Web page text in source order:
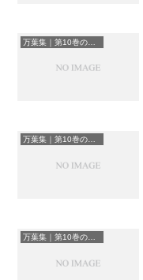
万葉集｜第10巻の和歌一覧
万葉集｜第10巻の和歌一覧
万葉集｜第10巻の和歌一覧